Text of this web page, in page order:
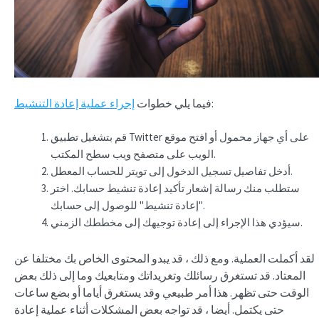
فيما يلي خطوات إجراء عملية إعادة التنشيط :
قم بتشغيل تطبيق Twitter على أي جهاز محمول أو افتح موقع
الويب على متصفح ويب سطح المكتب.
أدخل تفاصيل تسجيل الدخول إلى تويتر للحساب المعطل.
ستطلب منك رسالة إشعار تأكيد إعادة تنشيط حسابك. اختر
"إعادة تنشيط" للوصول إلى حسابك.
سيؤدي هذا الإجراء إلى إعادة توجيهك إلى مخططك الزمني.
لقد أكملت العملية. ومع ذلك ، قد يبدو المحتوى الخاص بك مختلفا عن
المعتاد. قد تستغرق رسائلك وتغريداتك ومتابعيك وما إلى ذلك بعض
الوقت حتى تظهر. هذا أمر طبيعي وقد يستغرق أياما أو بضع ساعات
حتى يكتمل. أيضا ، قد تواجه بعض المشكلات أثناء عملية إعادة